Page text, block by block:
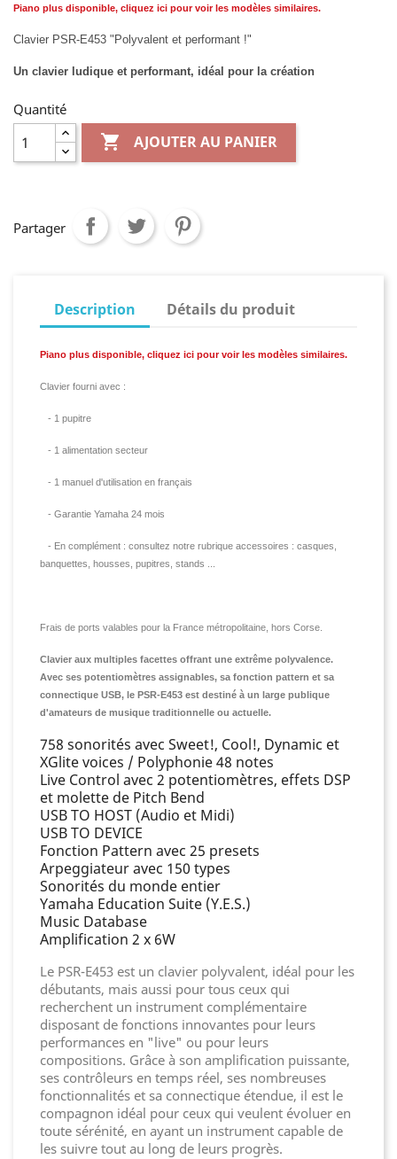
Piano plus disponible, cliquez ici pour voir les modèles similaires.
Clavier PSR-E453 "Polyvalent et performant !"
Un clavier ludique et performant, idéal pour la création
Quantité
 AJOUTER AU PANIER
Partager
Description Détails du produit
Piano plus disponible, cliquez ici pour voir les modèles similaires.
Clavier fourni avec :
- 1 pupitre
- 1 alimentation secteur
- 1 manuel d'utilisation en français
- Garantie Yamaha 24 mois
- En complément : consultez notre rubrique accessoires : casques,
banquettes, housses, pupitres, stands ...
Frais de ports valables pour la France métropolitaine, hors Corse.
Clavier aux multiples facettes offrant une extrême polyvalence.
Avec ses potentiomètres assignables, sa fonction pattern et sa
connectique USB, le PSR-E453 est destiné à un large publique
d'amateurs de musique traditionnelle ou actuelle.
758 sonorités avec Sweet!, Cool!, Dynamic et
XGlite voices / Polyphonie 48 notes
Live Control avec 2 potentiomètres, effets DSP
et molette de Pitch Bend
USB TO HOST (Audio et Midi)
USB TO DEVICE
Fonction Pattern avec 25 presets
Arpeggiateur avec 150 types
Sonorités du monde entier
Yamaha Education Suite (Y.E.S.)
Music Database
Amplification 2 x 6W
Le PSR-E453 est un clavier polyvalent, idéal pour les
débutants, mais aussi pour tous ceux qui
recherchent un instrument complémentaire
disposant de fonctions innovantes pour leurs
performances en "live" ou pour leurs
compositions. Grâce à son amplification puissante,
ses contrôleurs en temps réel, ses nombreuses
fonctionnalités et sa connectique étendue, il est le
compagnon idéal pour ceux qui veulent évoluer en
toute sérénité, en ayant un instrument capable de
les suivre tout au long de leurs progrès.